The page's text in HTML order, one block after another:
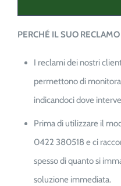
PERCHÉ IL SUO
I reclami dei nostri
permettono di
indicandoci dove
Prima di utilizzare il
0422 380518 e ci
spesso di quanto si
soluzione immediata.